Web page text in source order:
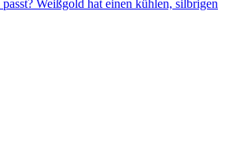
Weißgold hat einen kühlen, silbrigen